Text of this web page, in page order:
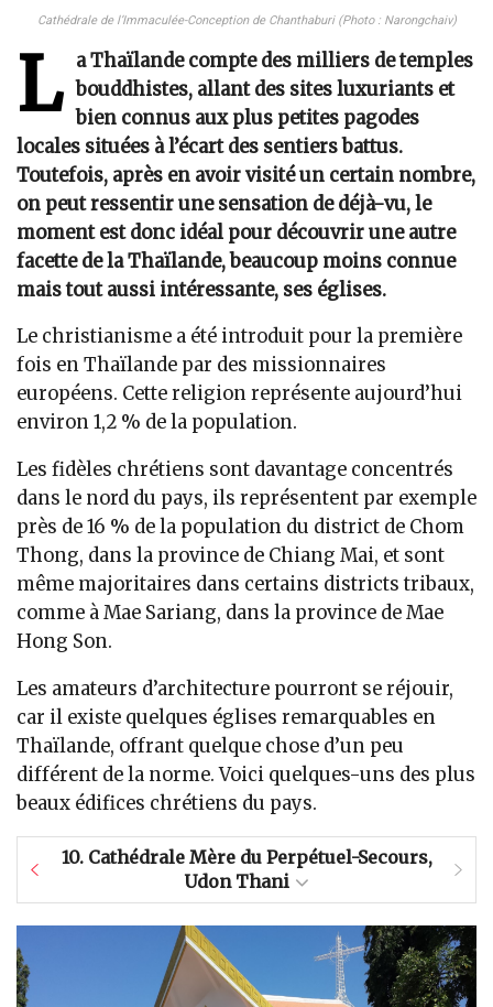
Cathédrale de l’Immaculée-Conception de Chanthaburi (Photo : Narongchaiv)
L
a Thaïlande compte des milliers de temples
bouddhistes, allant des sites luxuriants et
bien connus aux plus petites pagodes
locales situées à l’écart des sentiers battus.
Toutefois, après en avoir visité un certain nombre,
on peut ressentir une sensation de déjà-vu, le
moment est donc idéal pour découvrir une autre
facette de la Thaïlande, beaucoup moins connue
mais tout aussi intéressante, ses églises.
Le christianisme a été introduit pour la première
fois en Thaïlande par des missionnaires
européens. Cette religion représente aujourd’hui
environ 1,2 % de la population.
Les fidèles chrétiens sont davantage concentrés
dans le nord du pays, ils représentent par exemple
près de 16 % de la population du district de Chom
Thong, dans la province de Chiang Mai, et sont
même majoritaires dans certains districts tribaux,
comme à Mae Sariang, dans la province de Mae
Hong Son.
Les amateurs d’architecture pourront se réjouir,
car il existe quelques églises remarquables en
Thaïlande, offrant quelque chose d’un peu
différent de la norme. Voici quelques-uns des plus
beaux édifices chrétiens du pays.
10.Cathédrale Mère du Perpétuel-Secours,
Udon Thani